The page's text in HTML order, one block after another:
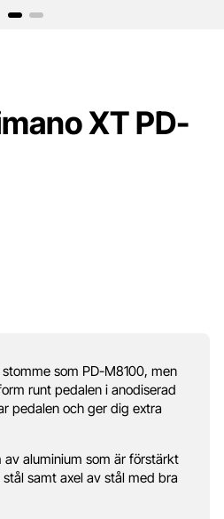
XT PD-
som PD-M8100, men
runt pedalen i anodiserad
pedalen och ger dig extra
aluminium som är förstärkt
samt axel av stål med bra